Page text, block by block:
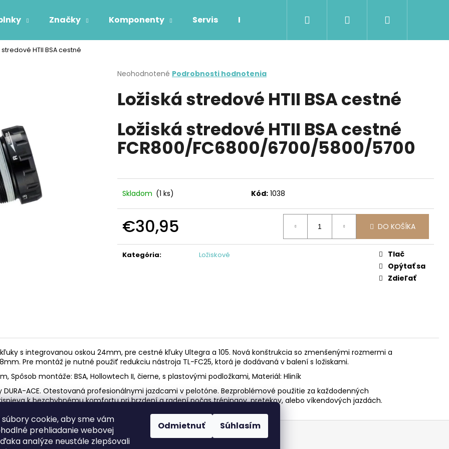
cookie, aby sme vám
prehliadanie webovej
analýze neustále zlepšovali
Odmietnuť Súhlasím
Značky Komponenty Servis Kontakty Možnosti dopravy a platby
Hľadať Prihlásenie
stredové HTII BSA cestné
Priemerné
produktu
je
z
hviezdičiek.
Neohodnotené Podrobnosti hodnotenia
Ložiská stredové HTII BSA cestné
Ložiská stredové HTII BSA cestné
FCR800/FC6800/6700/5800/5700
Skladom (1 ks) Kód: 1038
€30,95 DO KOŠÍKA
Kategória: Ložiskové
Tlač
Opýtať sa
Zdieľať
kľuky s integrovanou oskou 24mm, pre cestné kľuky Ultegra a 105. Nová konštrukcia so zmenšenými rozmermi a
Pre montáž je nutné použiť redukciu nástroja TL-FC25, ktorá je dodávaná v balení s ložiskami.
Spôsob montáže: BSA, Hollowtech II, čierne, s plastovými podložkami, Materiál: Hliník
ACE. Otestovaná profesionálnymi jazdcami v pelotóne. Bezproblémové použitie za každodenných
k bezchybnému komfortu pri brzdení a radení počas tréningov, pretekov, alebo víkendových jazdách.
Čo potrebujete nájsť?
HĽADAŤ
REŤAZ HG40
Facebook web ms bike